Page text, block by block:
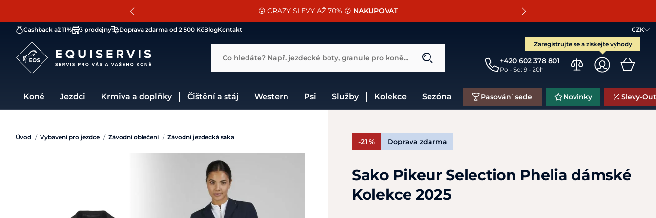
SLEVA 13% na vše od Cassini! CHCI SLEVU
😮 CRAZY SLEVY AŽ 70% 😮 NAKUPOVAT
📐Pasování a doplňky k vybraným sedlům ZDARMA 🐴
CZK
Zaregistrujte se a získejte výhody
+420 602 378 801
Po - So: 9 - 20h
Cashback až 11% 3 prodejny Doprava zdarma od 2 500 KčBlogKontakt
Co hledáte? Např. jezdecké boty, granule pro koně...
Koně Jezdci Krmiva a doplňky Čištění a stáj Western Psi Služby Kolekce Sezóna Pasování sedel Novinky Slevy-
Úvod / Vybavení pro jezdce / Závodní oblečení / Závodní jezdecká saka
-21 % Doprava zdarma
Sako Pikeur Selection Phelia dámské
Kolekce 2025